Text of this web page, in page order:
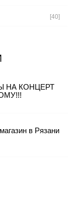
[40]
НА КОНЦЕРТ
в Рязани